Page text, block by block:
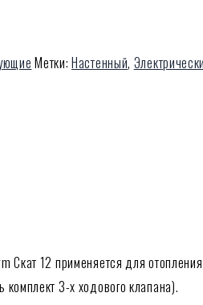
Метки:Настенный,
Скат 12 применяется для
комплект 3-х ходового клапана).